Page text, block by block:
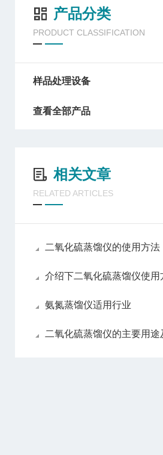
产品分类
PRODUCT CLASSIFICATION
样品处理设备
查看全部产品
相关文章
RELATED ARTICLES
二氧化硫蒸馏仪的使用方法
介绍下二氧化硫蒸馏仪使用
氨氮蒸馏仪适用行业
二氧化硫蒸馏仪的主要用途及注